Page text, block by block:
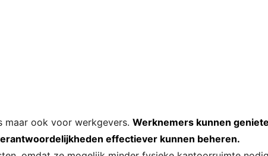
maar ook voor werkgevers. Werknemers kunnen
effectiever kunnen beheren.